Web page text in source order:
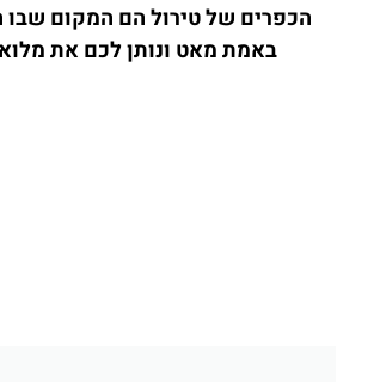
הכפרים של טירול הם המקום שבו
באמת מאט ונותן לכם את